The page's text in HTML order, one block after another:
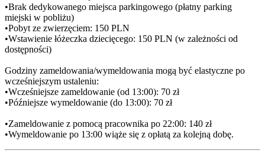
•Brak dedykowanego miejsca parkingowego (płatny parking
miejski w pobliżu)
•Pobyt ze zwierzęciem: 150 PLN
•Wstawienie łóżeczka dziecięcego: 150 PLN (w zależności od
dostępności)
Godziny zameldowania/wymeldowania mogą być elastyczne po
wcześniejszym ustaleniu:
•Wcześniejsze zameldowanie (od 13:00): 70 zł
•Późniejsze wymeldowanie (do 13:00): 70 zł
•Zameldowanie z pomocą pracownika po 22:00: 140 zł
•Wymeldowanie po 13:00 wiąże się z opłatą za kolejną dobę.